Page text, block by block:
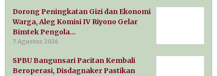
Dorong Peningkatan Gizi dan Ekonomi
Warga, Aleg Komisi IV Riyono Gelar
Bimtek Pengola…
7 Agustus 2026
SPBU Bangunsari Pacitan Kembali
Beroperasi, Disdagnaker Pastikan